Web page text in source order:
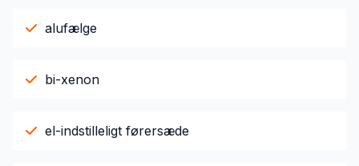
alufælge
bi-xenon
el-indstilleligt førersæde